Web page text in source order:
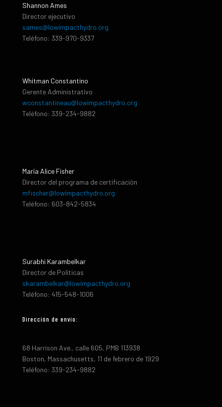
Shannon Ames
Director ejecutivo
sames@lowimpacthydro.org
Teléfono: 339-970-9337
Whitman Constantino
Gerente Administrativo
wconstantineau@lowimpacthydro.org
Teléfono: 339-234-9882
María Alice Fisher
Director del programa de certificación
mfischer@lowimpacthydro.org
Teléfono: 603-842-5834
Surabhi Karambelkar
Director de Políticas
skarambelkar@lowimpacthydro.org
Teléfono: 415-548-1006
Dirección de envio:
68 Harrison Ave., calle 605, PMB 113938
Boston, Massachusetts, 11 de febrero de 1929
Teléfono: 339-234-9882